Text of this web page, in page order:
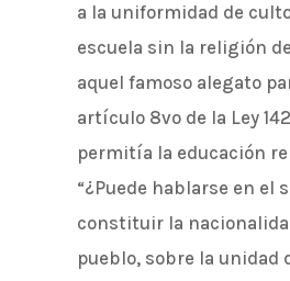
a la uniformidad de
escuela sin la religión
aquel famoso alegato
artículo 8vo de la Ley
permitía la educación
“¿Puede hablarse en el
constituir la
pueblo, sobre la unidad